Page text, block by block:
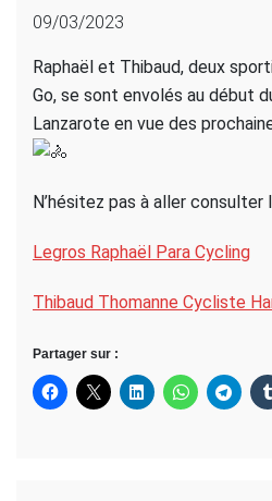
09/03/2023
Raphaël et Thibaud, deux
Go, se sont envolés au début
Lanzarote en vue des
N’hésitez pas à aller
Legros Raphaël Para Cycling
Thibaud Thomanne Cycliste
Partager sur :